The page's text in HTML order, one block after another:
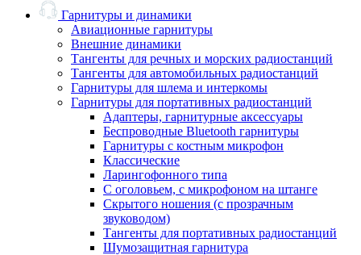
Гарнитуры и динамики
Авиационные гарнитуры
Внешние динамики
Тангенты для речных и морских радиостанций
Тангенты для автомобильных радиостанций
Гарнитуры для шлема и интеркомы
Гарнитуры для портативных радиостанций
Адаптеры, гарнитурные аксессуары
Беспроводные Bluetooth гарнитуры
Гарнитуры с костным микрофон
Классические
Ларингофонного типа
С оголовьем, с микрофоном на штанге
Скрытого ношения (с прозрачным
звуководом)
Тангенты для портативных радиостанций
Шумозащитная гарнитура